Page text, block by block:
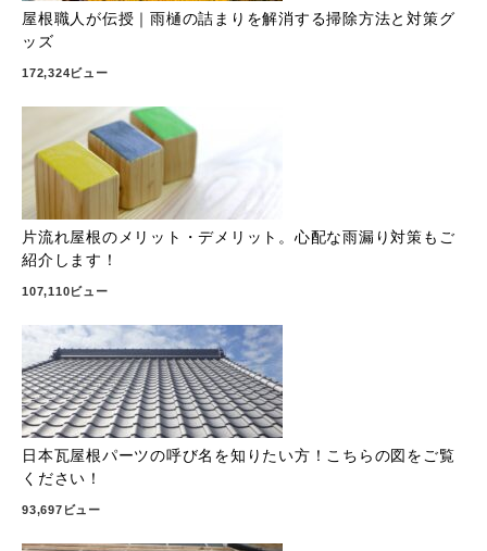
屋根職人が伝授｜雨樋の詰まりを解消する掃除方法と対策グ
ッズ
172,324ビュー
片流れ屋根のメリット・デメリット。心配な雨漏り対策もご
紹介します！
107,110ビュー
日本瓦屋根パーツの呼び名を知りたい方！こちらの図をご覧
ください！
93,697ビュー